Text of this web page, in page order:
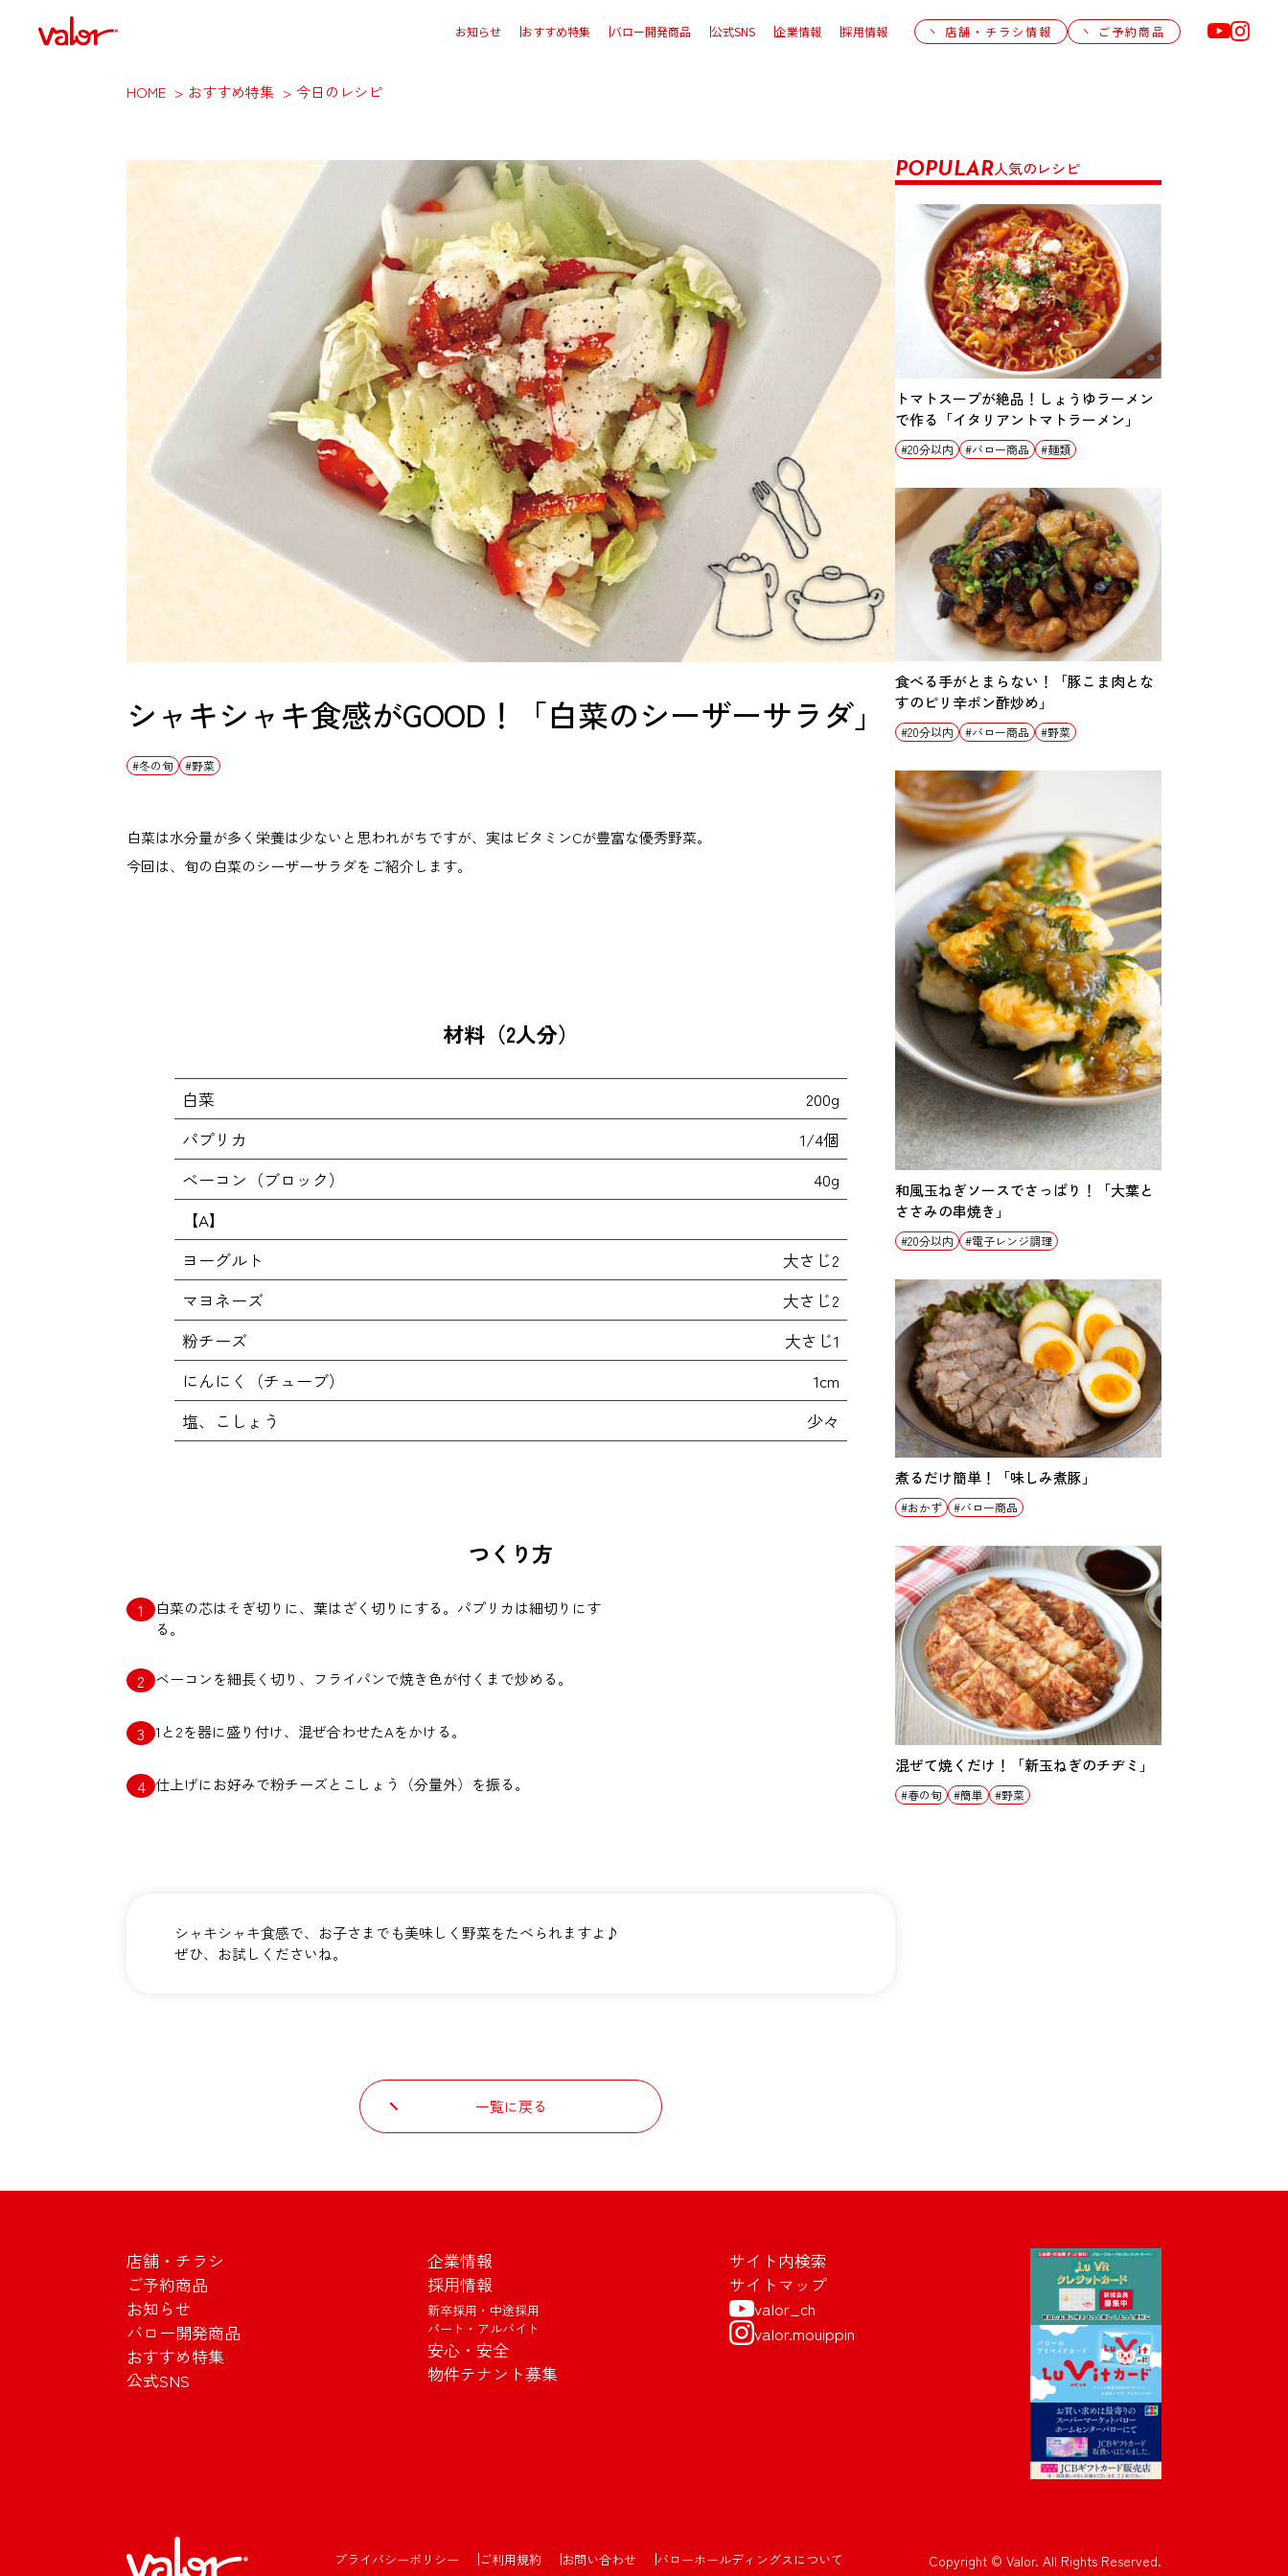
お知らせ おすすめ特集 バロー開発商品 公式SNS 企業情報 採用情報 店舗・チラシ情報 ご予約商品
HOME おすすめ特集 今日のレシピ
シャキシャキ食感がGOOD！「白菜のシーザーサラダ」
冬の旬 野菜
白菜は水分量が多く栄養は少ないと思われがちですが、実はビタミンCが豊富な優秀野菜。
今回は、旬の白菜のシーザーサラダをご紹介します。
材料（2人分）
白菜
200g
パプリカ
1/4個
ベーコン（ブロック）
40g
【A】
ヨーグルト
大さじ2
マヨネーズ
大さじ2
粉チーズ
大さじ1
にんにく（チューブ）
1cm
塩、こしょう
少々
つくり方
白菜の芯はそぎ切りに、葉はざく切りにする。パプリカは細切りにす
る。
ベーコンを細長く切り、フライパンで焼き色が付くまで炒める。
1と2を器に盛り付け、混ぜ合わせたAをかける。
仕上げにお好みで粉チーズとこしょう（分量外）を振る。
シャキシャキ食感で、お子さまでも美味しく野菜をたべられますよ♪
ぜひ、お試しくださいね。
一覧に戻る
POPULAR人気のレシピ
トマトスープが絶品！しょうゆラーメン
で作る「イタリアントマトラーメン」
20分以内 バロー商品 麺類
食べる手がとまらない！「豚こま肉とな
すのピリ辛ポン酢炒め」
20分以内 バロー商品 野菜
和風玉ねぎソースでさっぱり！「大葉と
ささみの串焼き」
20分以内 電子レンジ調理
煮るだけ簡単！「味しみ煮豚」
おかず バロー商品
混ぜて焼くだけ！「新玉ねぎのチヂミ」
春の旬 簡単 野菜
店舗・チラシ
ご予約商品
お知らせ
バロー開発商品
おすすめ特集
公式SNS
企業情報
採用情報
新卒採用・中途採用
パート・アルバイト
安心・安全
物件テナント募集
サイト内検索
サイトマップ
valor_ch
valor.mouippin
プライバシーポリシー ご利用規約 お問い合わせ バローホールディングスについて Copyright © Valor. All Rights Reserved.